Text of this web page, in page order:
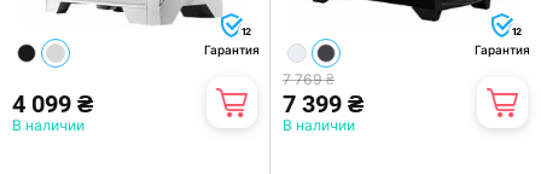
12
Гарантия
4 099 ₴
В наличии
12
Гарантия
7 769 ₴
7 399 ₴
В наличии